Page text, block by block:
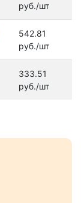
руб./шт
542.81
руб./шт
333.51
руб./шт